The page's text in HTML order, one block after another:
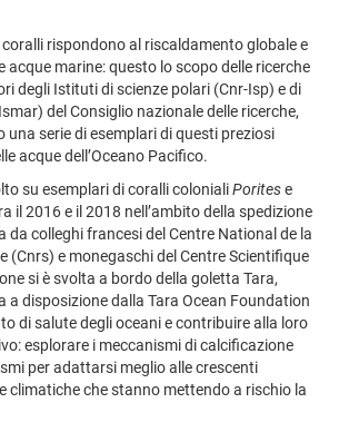
rispondono al riscaldamento globale e
acque marine: questo lo scopo delle ricerche
degli Istituti di scienze polari (Cnr-Isp) e di
del Consiglio nazionale delle ricerche,
una serie di esemplari di questi preziosi
acque dell’Oceano Pacifico.
su esemplari di coralli colonialiPoritese
il 2016 e il 2018 nell’ambito della spedizione
colleghi francesi del Centre National de la
(Cnrs) e monegaschi del Centre Scientifique
si è svolta a bordo della goletta Tara,
a disposizione dalla Tara Ocean Foundation
di salute degli oceani e contribuire alla loro
esplorare i meccanismi di calcificazione
per adattarsi meglio alle crescenti
climatiche che stanno mettendo a rischio la